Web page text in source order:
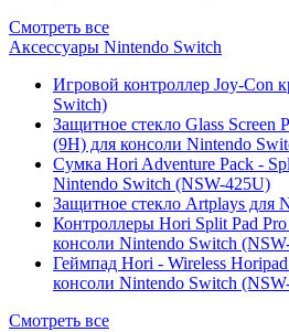
Смотреть все
Аксессуары Nintendo Switch
Игровой контроллер Joy-Con
Switch)
Защитное стекло Glass Screen
(9H) для консоли Nintendo
Сумка Hori Adventure Pack -
Nintendo Switch (NSW-425U)
Защитное стекло Artplays для
Контроллеры Hori Split Pad
консоли Nintendo Switch
Геймпад Hori - Wireless
консоли Nintendo Switch
Смотреть все